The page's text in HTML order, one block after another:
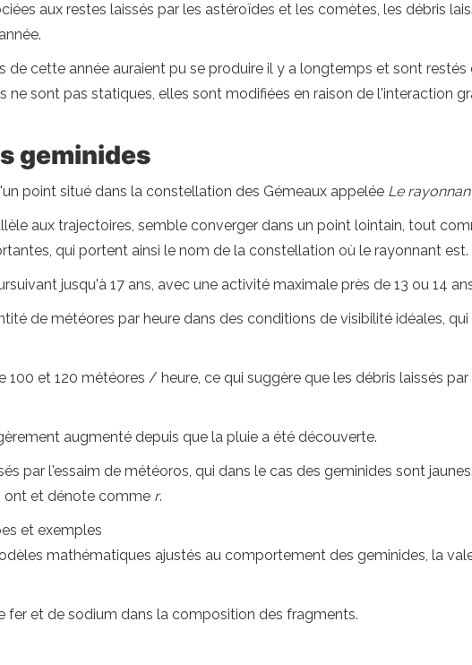
aux restes laissés par les astéroïdes et les comètes, les débris
cette année auraient pu se produire il y a longtemps et sont restés
ne sont pas statiques, elles sont modifiées en raison de l'interaction
geminides
point situé dans la constellation des Gémeaux appelée Le
aux trajectoires, semble converger dans un point lointain, tout
qui portent ainsi le nom de la constellation où le rayonnant est.
jusqu'à 17 ans, avec une activité maximale près de 13 ou 14
de météores par heure dans des conditions de visibilité idéales,
et 120 météores / heure, ce qui suggère que les débris laissés
augmenté depuis que la pluie a été découverte.
par l'essaim de météoros, qui dans le cas des geminides sont
ont et dénote comme r.
et exemples
mathématiques ajustés au comportement des geminides, la
fer et de sodium dans la composition des fragments.